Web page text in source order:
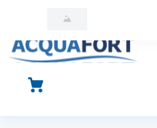
O que você está procurando?